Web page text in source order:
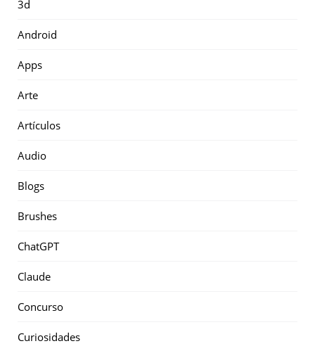
3d
Android
Apps
Arte
Artículos
Audio
Blogs
Brushes
ChatGPT
Claude
Concurso
Curiosidades